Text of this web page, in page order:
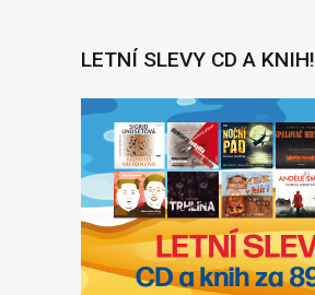
LETNÍ SLEVY CD A KNIH!